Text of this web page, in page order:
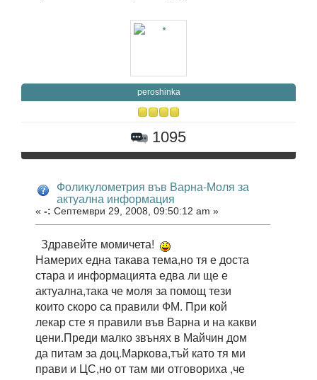
peroshinka
1095
Фоликулометрия във Варна-Моля за
актуална информация
« -: Септември 29, 2008, 09:50:12 am »
Здравейте момичета!
Намерих една такава тема,но тя е доста
стара и информацията едва ли ще е
актуална,така че моля за помощ тези
които скоро са правили ФМ. При кой
лекар сте я правили във Варна и на какви
цени.Преди малко звънях в Майчин дом
да питам за доц.Маркова,тъй като тя ми
прави и ЦС,но от там ми отговориха ,че